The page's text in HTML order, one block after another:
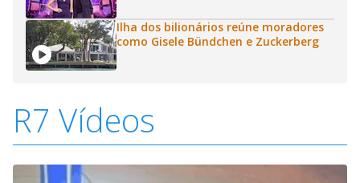
Ilha dos bilionários reúne moradores
como Gisele Bündchen e Zuckerberg
R7 Vídeos